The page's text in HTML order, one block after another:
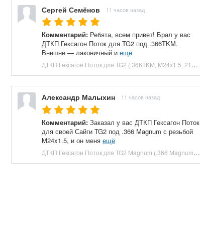
Сергей Семёнов 11 часов назад
Комментарий: Ребята, всем привет! Брал у вас
ДТКП Гексагон Поток для TG2 под .366TKM.
Внешне — лаконичный и ещё
ДТКП Гексагон Поток для TG2 (.366TKM, M24x1.5, 210 мм, банка) купить в Москве и СПБ, цена 23660 руб. Доставка по РФ!
Александр Малыхин 11 часов назад
Комментарий: Заказал у вас ДТКП Гексагон Поток
для своей Сайги TG2 под .366 Magnum с резьбой
M24x1.5, и он меня ещё
ДТКП Гексагон Поток для TG2 Magnum (.366 Magnum, M24x1.5, 230 мм, банка) купить в Москве и СПБ, цена 27040 руб. Доставка по РФ!